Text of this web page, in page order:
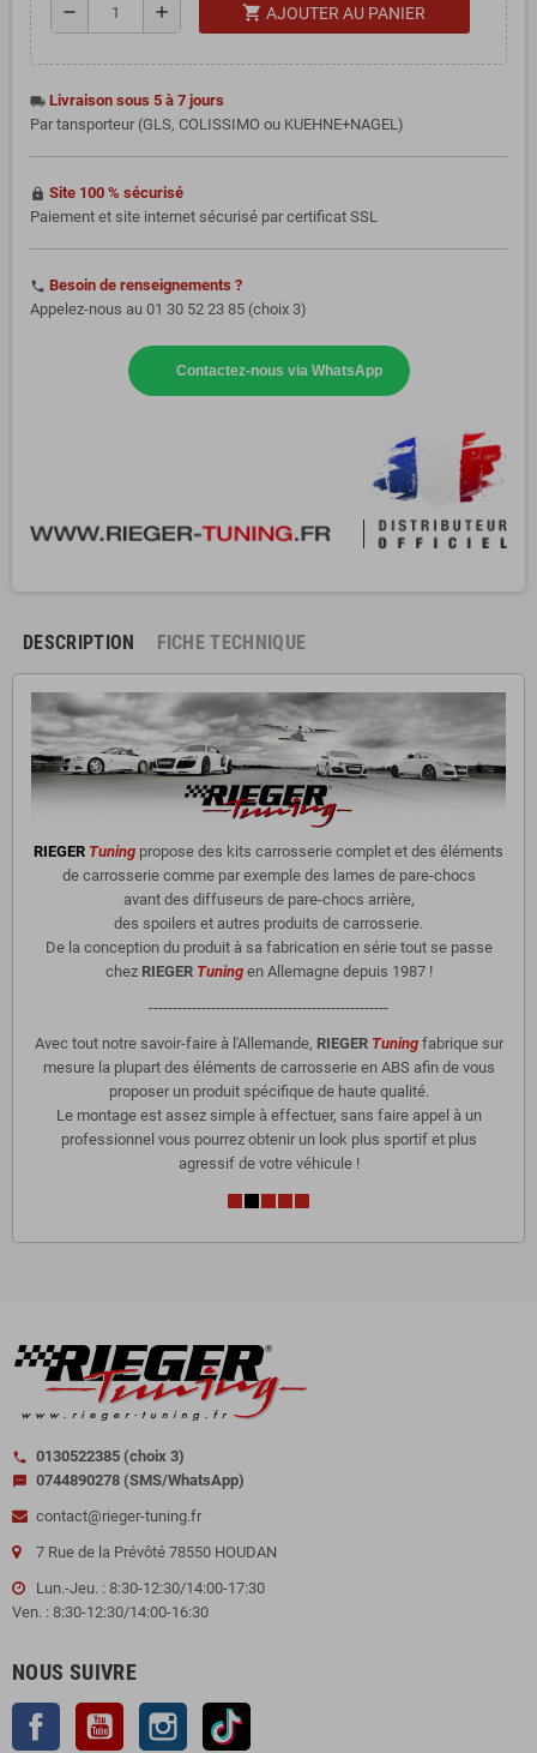
remove add shopping_cart AJOUTER AU PANIER
local_shipping Livraison sous 5 à 7 jours
Par tansporteur (GLS, COLISSIMO ou KUEHNE+NAGEL)
https Site 100 % sécurisé
Paiement et site internet sécurisé par certificat SSL
phone Besoin de renseignements ?
Appelez-nous au 01 30 52 23 85 (choix 3)
Contactez-nous via WhatsApp
DESCRIPTION FICHE TECHNIQUE
RIEGER Tuning propose des kits carrosserie complet et des éléments
de carrosserie comme par exemple des lames de pare-chocs
avant des diffuseurs de pare-chocs arrière,
des spoilers et autres produits de carrosserie.
De la conception du produit à sa fabrication en série tout se passe
chez RIEGER Tuningen Allemagne depuis 1987 !
--------------------------------------------------
Avec tout notre savoir-faire à l'Allemande, RIEGER Tuning fabrique sur
mesure la plupart des éléments de carrosserie en ABS afin de vous
proposer un produit spécifique de haute qualité.
Le montage est assez simple à effectuer, sans faire appel à un
professionnel vous pourrez obtenir un look plus sportif et plus
agressif de votre véhicule !
call 0130522385 (choix 3)
sms
0744890278 (SMS/WhatsApp)
contact@rieger-tuning.fr
7 Rue de la Prévôté 78550 HOUDAN
Lun.-Jeu. : 8:30-12:30/14:00-17:30
Ven. : 8:30-12:30/14:00-16:30
NOUS SUIVRE
Facebook YouTube Instagram